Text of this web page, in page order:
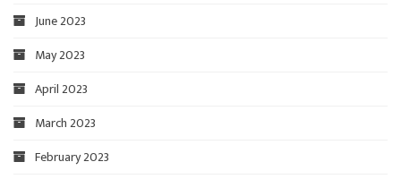
June 2023
May 2023
April 2023
March 2023
February 2023